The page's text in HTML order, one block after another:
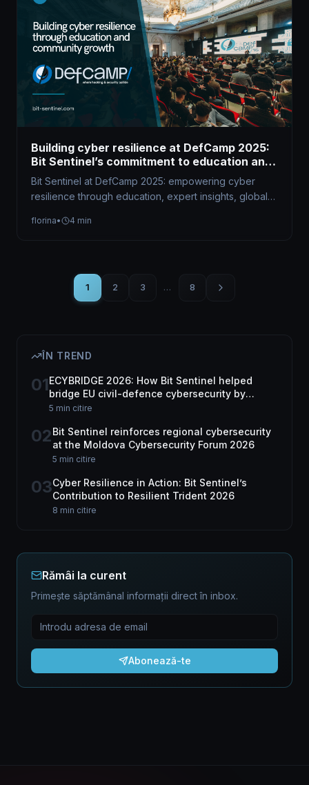
ÎN TREND
01ECYBRIDGE 2026: How Bit Sentinel helped
bridge EU civil-defence cybersecurity by
harnessing dual-use tech
5 min citire
02Bit Sentinel reinforces regional cybersecurity
at the Moldova Cybersecurity Forum 2026
5 min citire
03Cyber Resilience in Action: Bit Sentinel’s
Contribution to Resilient Trident 2026
8 min citire
Rămâi la curent
Primește săptămânal informații direct în inbox.
Abonează-te
Building cyber resilience at DefCamp 2025:
Bit Sentinel’s commitment to education and
community growth
Bit Sentinel at DefCamp 2025: empowering cyber
resilience through education, expert insights, global
shape future…
florina• 4 min
1 2 3 … 8